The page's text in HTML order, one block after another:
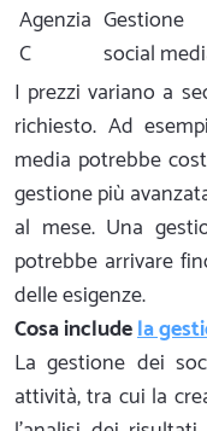
Agenzia
C
social
I prezzi variano a
richiesto. Ad
media potrebbe
gestione più
al mese. Una
potrebbe arrivare
delle esigenze.
Cosa includela
La gestione dei
attività, tra cui la